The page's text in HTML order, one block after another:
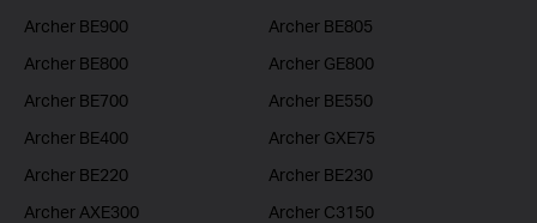
Archer BE900
Archer BE805
Archer BE800
Archer GE800
Archer BE700
Archer BE550
Archer BE400
Archer GXE75
Archer BE220
Archer BE230
Archer AXE300
Archer C3150